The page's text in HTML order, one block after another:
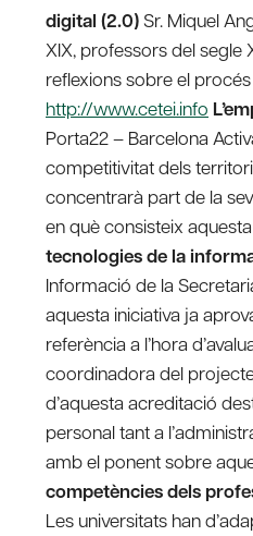
digital (2.0)Sr. Miquel
XIX, professors del segle
reflexions sobre el
http://www.cetei.info
Porta22 – Barcelona
competitivitat dels
concentrarà part de la
en què consisteix
tecnologies de la
Informació de la
aquesta iniciativa ja
referència a l’hora
coordinadora del
d’aquesta acreditació
personal tant a
amb el ponent sobre
competències dels
Les universitats han